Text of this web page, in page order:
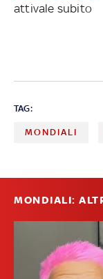
attivale subito
TAG:
MONDIALI
MONDIALI: